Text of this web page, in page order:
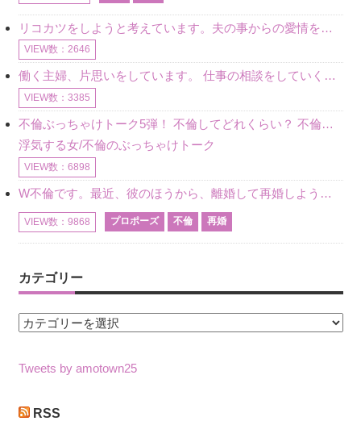
リコカツをしようと考えています。夫の事からの愛情を全く感じません。子供がいるので、子供が成長するまではと我慢しています。 まず、お金が必要だと考え、仕事の量も増やしました。ところが、夫は働かず、結局は
VIEW数：2646
働く主婦、片思いをしています。 仕事の相談をしていくうちに、彼のことを好きになりました。私には夫も子供もいます。不倫をしているわけでもなく、もちろん、この気持ちは誰にも話していません。 ラインをする関
VIEW数：3385
不倫ぶっちゃけトーク5弾！ 不倫してどれくらい？ 不倫のあれこれを、なんでもどうぞ♪♪
浮気する女/不倫のぶっちゃけトーク
VIEW数：6898
W不倫です。最近、彼のほうから、離婚して再婚しよう、と言ってきました。ハッキリいうと、そこまでは考えていませんでした。彼を好きな気持ちはあるし、彼なしの生活は考えられません。だけど、離婚して再婚すると
VIEW数：9868 プロポーズ 不倫 再婚
カテゴリー
カ
ゴ
ー
Tweets by amotown25
RSS